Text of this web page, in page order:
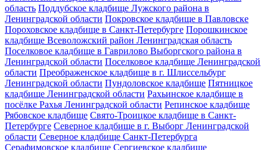
область Поддубское кладбище Лужского района в
Ленинградской области Покровское кладбище в Павловске
Пороховское кладбище в Санкт-Петербурге Порошкинское
кладбище Всеволожский район Ленинградская область
Поселковое кладбище в Гаврилово Выборгского района в
Ленинградской области Поселковое кладбище Ленинградской
области Преображенское кладбище в г. Шлиссельбург
Ленинградской области Пундоловское кладбище Пятницкое
кладбище Ленинградской области Рахьинское кладбище в
посёлке Рахья Ленинградской области Репинское кладбище
Рябовское кладбище Свято-Троицкое кладбище в Санкт-
Петербурге Северное кладбище в г. Выборг Ленинградской
области Северное кладбище Санкт-Петербурга
Серафимовское кладбище Сергиевское кладбище